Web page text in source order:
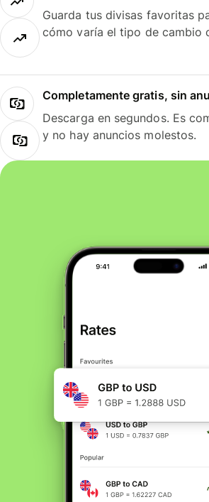
Guarda tus divisas favoritas
cómo varía el tipo de cambio
Completamente gratis, sin
Descarga en segundos. Es
y no hay anuncios molestos.